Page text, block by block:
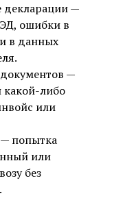
декларации —
ошибки в
в данных
—
какой-либо
или
попытка
или
без